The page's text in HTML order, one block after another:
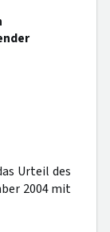
Urteil des
2004 mit